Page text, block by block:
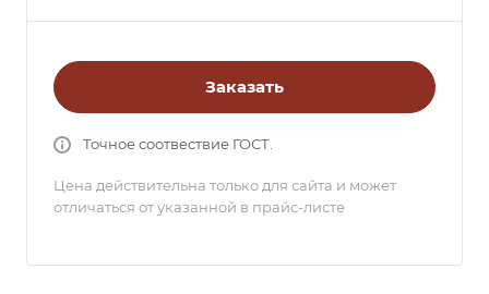
Заказать
Точное соотвествие ГОСТ.
Цена действительна только для сайта и может
отличаться от указанной в прайс-листе